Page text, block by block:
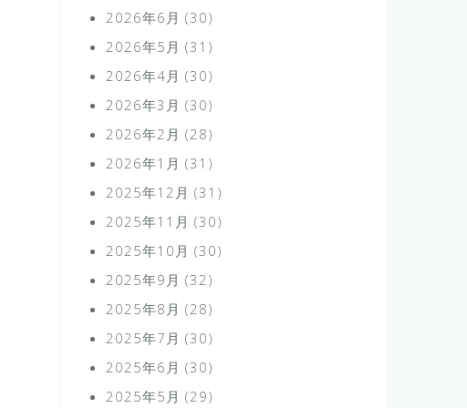
2026年6月 (30)
2026年5月 (31)
2026年4月 (30)
2026年3月 (30)
2026年2月 (28)
2026年1月 (31)
2025年12月 (31)
2025年11月 (30)
2025年10月 (30)
2025年9月 (32)
2025年8月 (28)
2025年7月 (30)
2025年6月 (30)
2025年5月 (29)